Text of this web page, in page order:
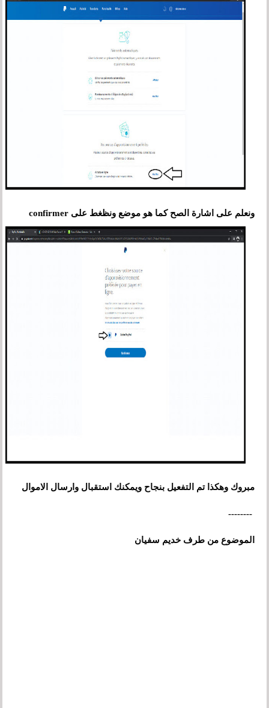
ونعلم على اشارة الصح كما هو موضع ونظغط على confirmer
مبروك وهكذا تم التفعيل بنجاح ويمكنك استقبال وارسال الاموال
--------
الموضوع من طرف خديم سفيان